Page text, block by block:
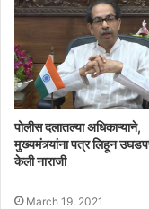
पोलीस दलातल्या अधिकाऱ्याने,
मुख्यमंत्र्यांना पत्र लिहून
केली नाराजी
March 19, 2021